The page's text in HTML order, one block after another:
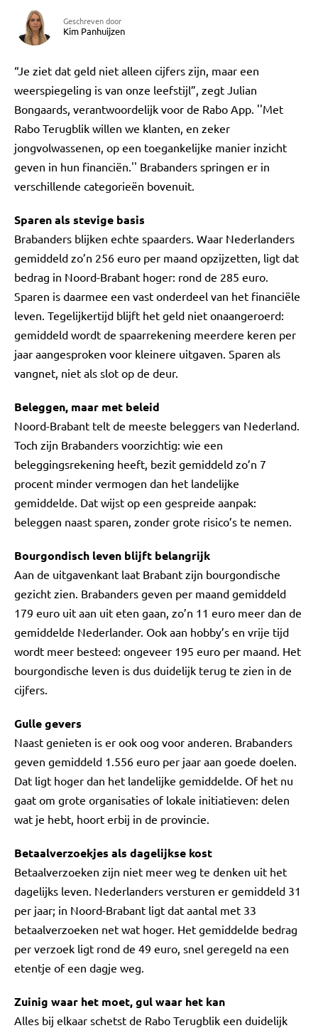
Geschreven door
Kim Panhuijzen
“Je ziet dat geld niet alleen cijfers zijn, maar een
weerspiegeling is van onze leefstijl”, zegt Julian
Bongaards, verantwoordelijk voor de Rabo App. ''Met
Rabo Terugblik willen we klanten, en zeker
jongvolwassenen, op een toegankelijke manier inzicht
geven in hun financiën.'' Brabanders springen er in
verschillende categorieën bovenuit.
Sparen als stevige basis
Brabanders blijken echte spaarders. Waar Nederlanders
gemiddeld zo’n 256 euro per maand opzijzetten, ligt dat
bedrag in Noord-Brabant hoger: rond de 285 euro.
Sparen is daarmee een vast onderdeel van het financiële
leven. Tegelijkertijd blijft het geld niet onaangeroerd:
gemiddeld wordt de spaarrekening meerdere keren per
jaar aangesproken voor kleinere uitgaven. Sparen als
vangnet, niet als slot op de deur.
Beleggen, maar met beleid
Noord-Brabant telt de meeste beleggers van Nederland.
Toch zijn Brabanders voorzichtig: wie een
beleggingsrekening heeft, bezit gemiddeld zo’n 7
procent minder vermogen dan het landelijke
gemiddelde. Dat wijst op een gespreide aanpak:
beleggen naast sparen, zonder grote risico’s te nemen.
Bourgondisch leven blijft belangrijk
Aan de uitgavenkant laat Brabant zijn bourgondische
gezicht zien. Brabanders geven per maand gemiddeld
179 euro uit aan uit eten gaan, zo’n 11 euro meer dan de
gemiddelde Nederlander. Ook aan hobby’s en vrije tijd
wordt meer besteed: ongeveer 195 euro per maand. Het
bourgondische leven is dus duidelijk terug te zien in de
cijfers.
Gulle gevers
Naast genieten is er ook oog voor anderen. Brabanders
geven gemiddeld 1.556 euro per jaar aan goede doelen.
Dat ligt hoger dan het landelijke gemiddelde. Of het nu
gaat om grote organisaties of lokale initiatieven: delen
wat je hebt, hoort erbij in de provincie.
Betaalverzoekjes als dagelijkse kost
Betaalverzoeken zijn niet meer weg te denken uit het
dagelijks leven. Nederlanders versturen er gemiddeld 31
per jaar; in Noord-Brabant ligt dat aantal met 33
betaalverzoeken net wat hoger. Het gemiddelde bedrag
per verzoek ligt rond de 49 euro, snel geregeld na een
etentje of een dagje weg.
Zuinig waar het moet, gul waar het kan
Alles bij elkaar schetst de Rabo Terugblik een duidelijk